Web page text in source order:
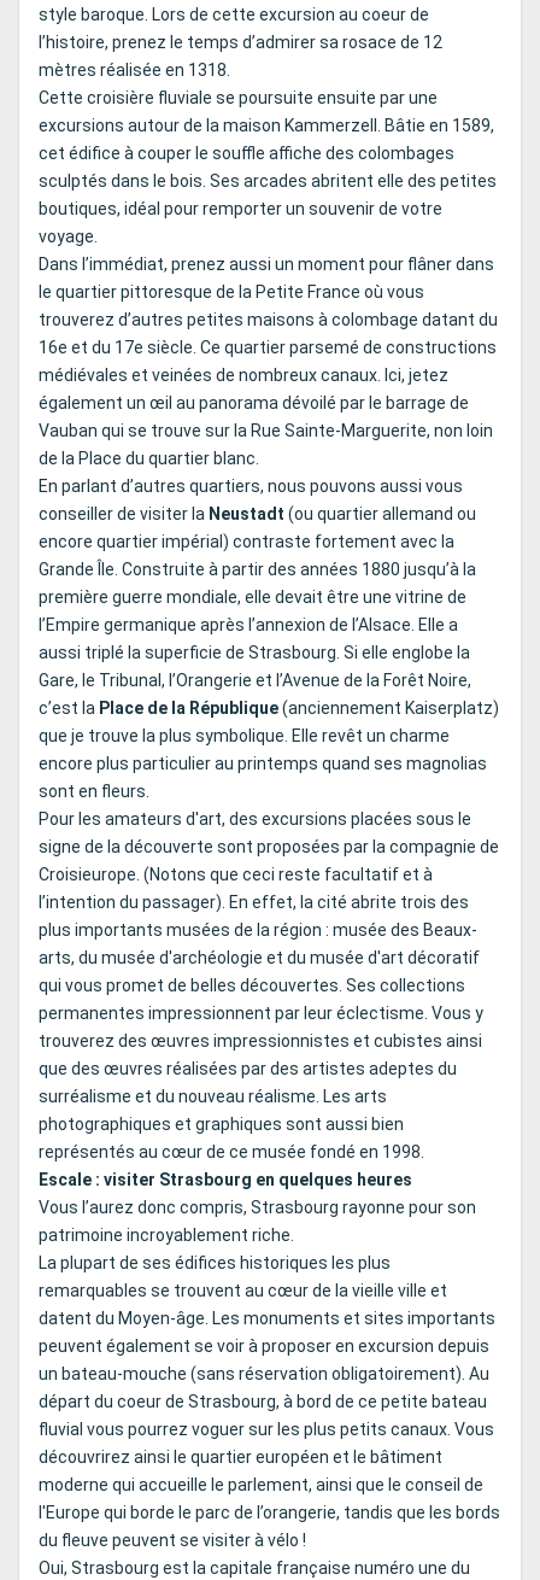
style baroque. Lors de cette excursion au coeur de
l’histoire, prenez le temps d’admirer sa rosace de 12
mètres réalisée en 1318.
Cette croisière fluviale se poursuite ensuite par une
excursions autour de la maison Kammerzell. Bâtie en 1589,
cet édifice à couper le souffle affiche des colombages
sculptés dans le bois. Ses arcades abritent elle des petites
boutiques, idéal pour remporter un souvenir de votre
voyage.
Dans l’immédiat, prenez aussi un moment pour flâner dans
le quartier pittoresque de la Petite France où vous
trouverez d’autres petites maisons à colombage datant du
16e et du 17e siècle. Ce quartier parsemé de constructions
médiévales et veinées de nombreux canaux. Ici, jetez
également un œil au panorama dévoilé par le barrage de
Vauban qui se trouve sur la Rue Sainte-Marguerite, non loin
de la Place du quartier blanc.
En parlant d’autres quartiers, nous pouvons aussi vous
conseiller de visiter la Neustadt (ou quartier allemand ou
encore quartier impérial) contraste fortement avec la
Grande Île. Construite à partir des années 1880 jusqu’à la
première guerre mondiale, elle devait être une vitrine de
l’Empire germanique après l’annexion de l’Alsace. Elle a
aussi triplé la superficie de Strasbourg. Si elle englobe la
Gare, le Tribunal, l’Orangerie et l’Avenue de la Forêt Noire,
c’est la Place de la République(anciennement Kaiserplatz)
que je trouve la plus symbolique. Elle revêt un charme
encore plus particulier au printemps quand ses magnolias
sont en fleurs.
Pour les amateurs d'art, des excursions placées sous le
signe de la découverte sont proposées par la compagnie de
Croisieurope. (Notons que ceci reste facultatif et à
l’intention du passager). En effet, la cité abrite trois des
plus importants musées de la région : musée des Beaux-
arts, du musée d'archéologie et du musée d'art décoratif
qui vous promet de belles découvertes. Ses collections
permanentes impressionnent par leur éclectisme. Vous y
trouverez des œuvres impressionnistes et cubistes ainsi
que des œuvres réalisées par des artistes adeptes du
surréalisme et du nouveau réalisme. Les arts
photographiques et graphiques sont aussi bien
représentés au cœur de ce musée fondé en 1998.
Escale : visiter Strasbourg en quelques heures
Vous l’aurez donc compris, Strasbourg rayonne pour son
patrimoine incroyablement riche.
La plupart de ses édifices historiques les plus
remarquables se trouvent au cœur de la vieille ville et
datent du Moyen-âge. Les monuments et sites importants
peuvent également se voir à proposer en excursion depuis
un bateau-mouche (sans réservation obligatoirement). Au
départ du coeur de Strasbourg, à bord de ce petite bateau
fluvial vous pourrez voguer sur les plus petits canaux. Vous
découvrirez ainsi le quartier européen et le bâtiment
moderne qui accueille le parlement, ainsi que le conseil de
l'Europe qui borde le parc de l’orangerie, tandis que les bords
du fleuve peuvent se visiter à vélo !
Oui, Strasbourg est la capitale française numéro une du